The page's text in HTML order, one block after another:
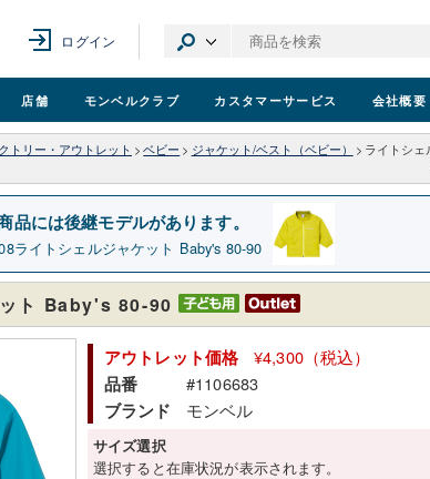
ログイン
店舗 モンベルクラブ カスタマーサービス 会社概要
トリー・アウトレット > ベビー > ジャケット/ベスト（ベビー） > ライトシェ
品には後継モデルがあります。
ライトシェルジャケット Baby's 80-90
ト Baby's 80-90
アウトレット価格 ¥4,300（税込）
品番 #1106683
ブランド モンベル
サイズ選択
選択すると在庫状況が表示されます。